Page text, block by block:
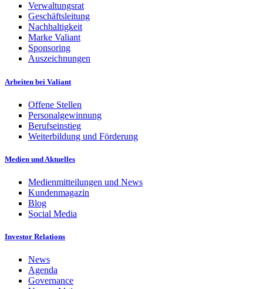
Verwaltungsrat
Geschäftsleitung
Nachhaltigkeit
Marke Valiant
Sponsoring
Auszeichnungen
Arbeiten bei Valiant
Offene Stellen
Personalgewinnung
Berufseinstieg
Weiterbildung und Förderung
Medien und Aktuelles
Medienmitteilungen und News
Kundenmagazin
Blog
Social Media
Investor Relations
News
Agenda
Governance